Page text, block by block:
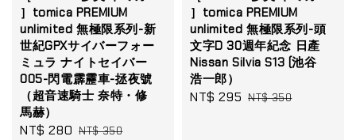
］tomica PREMIUM
unlimited 無極限系列-新
世紀GPXサイバーフォー
ミュラ ナイトセイバー
005-閃電霹靂車-拯夜號
（超音速騎士 奈特・修
馬赫）
Sale
NT$ 280 Regular
NT$ 350
］tomica PREMIUM
unlimited 無極限系列-頭
文字D 30週年紀念 日產
Nissan Silvia S13 (池谷
浩一郎）
Sale
NT$ 295 Regular
NT$ 350